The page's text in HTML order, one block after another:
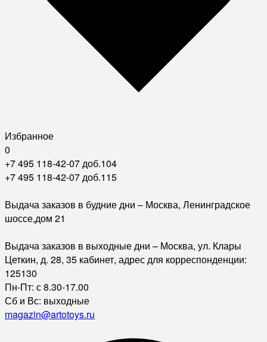
Избранное
0
+7 495 118-42-07 доб.104
+7 495 118-42-07 доб.115
Выдача заказов в будние дни – Москва, Ленинградское
шоссе,дом 21
Выдача заказов в выходные дни – Москва, ул. Клары
Цеткин, д. 28, 35 кабинет, адрес для корреспонденции:
125130
Пн-Пт: с 8.30-17.00
Сб и Вс: выходные
magazin@artotoys.ru